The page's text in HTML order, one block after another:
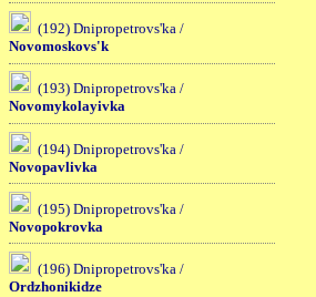
(192) Dnipropetrovs'ka /
Novomoskovs'k
(193) Dnipropetrovs'ka /
Novomykolayivka
(194) Dnipropetrovs'ka /
Novopavlivka
(195) Dnipropetrovs'ka /
Novopokrovka
(196) Dnipropetrovs'ka /
Ordzhonikidze